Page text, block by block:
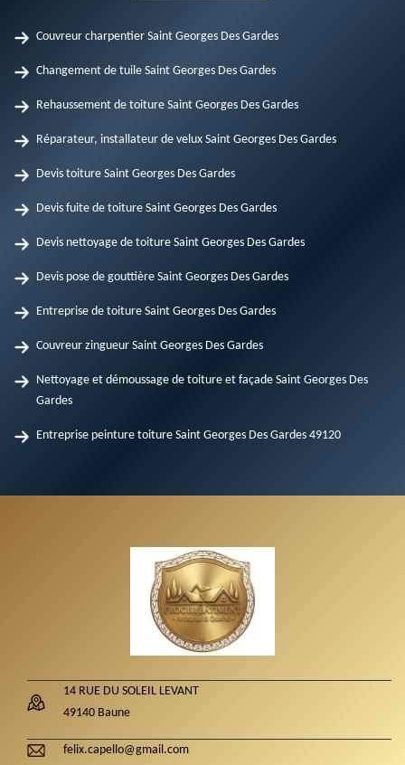
Couvreur charpentier Saint Georges Des Gardes
Changement de tuile Saint Georges Des Gardes
Rehaussement de toiture Saint Georges Des Gardes
Réparateur, installateur de velux Saint Georges Des Gardes
Devis toiture Saint Georges Des Gardes
Devis fuite de toiture Saint Georges Des Gardes
Devis nettoyage de toiture Saint Georges Des Gardes
Devis pose de gouttière Saint Georges Des Gardes
Entreprise de toiture Saint Georges Des Gardes
Couvreur zingueur Saint Georges Des Gardes
Nettoyage et démoussage de toiture et façade Saint Georges Des
Gardes
Entreprise peinture toiture Saint Georges Des Gardes 49120
14 RUE DU SOLEIL LEVANT
49140 Baune
felix.capello@gmail.com